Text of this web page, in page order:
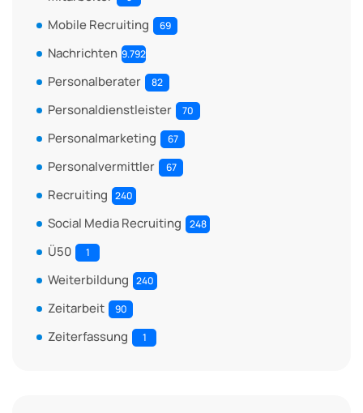
Mobile Recruiting 69
Nachrichten 9.792
Personalberater 82
Personaldienstleister 70
Personalmarketing 67
Personalvermittler 67
Recruiting 240
Social Media Recruiting 248
Ü50 1
Weiterbildung 240
Zeitarbeit 90
Zeiterfassung 1